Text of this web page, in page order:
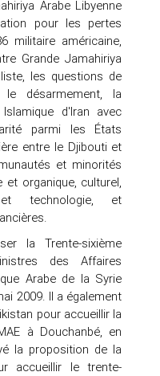
Arabe Libyenne
pour les pertes
militaire américaine,
Grande Jamahiriya
les questions de
désarmement, la
d'Iran avec
parmi les États
entre le Djibouti et
et minorités
et organique, culturel,
technologie, et
la Trente-sixième
des Affaires
Arabe de la Syrie
2009. Il a également
pour accueillir la
à Douchanbé, en
la proposition de la
accueillir le trente-